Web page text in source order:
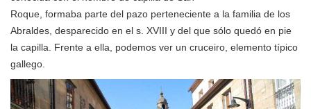
Roque, formaba parte del pazo perteneciente a la familia de los
Abraldes, desparecido en el s. XVIII y del que sólo quedó en pie
la capilla. Frente a ella, podemos ver un cruceiro, elemento típico
gallego.